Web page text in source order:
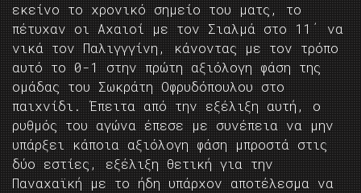
εκείνο το χρονικό σημείο του ματς, το
πέτυχαν οι Αχαιοί με τον Σιαλμά στο 11΄ να
νικά τον Παλιγγγίνη, κάνοντας με τον τρόπο
αυτό το 0-1 στην πρώτη αξιόλογη φάση της
ομάδας του Σωκράτη Οφρυδόπουλου στο
παιχνίδι. Έπειτα από την εξέλιξη αυτή, ο
ρυθμός του αγώνα έπεσε με συνέπεια να μην
υπάρξει κάποια αξιόλογη φάση μπροστά στις
δύο εστίες, εξέλιξη θετική για την
Παναχαϊκή με το ήδη υπάρχον αποτέλεσμα να